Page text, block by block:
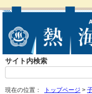
サイト内検索
現在の位置： トップページ >